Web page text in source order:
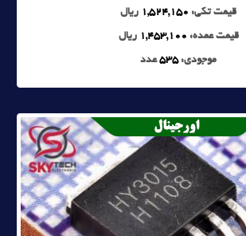
قیمت تکی: 1,524,150 ریال
قیمت عمده: 1,453,100 ریال
موجودی:535عدد